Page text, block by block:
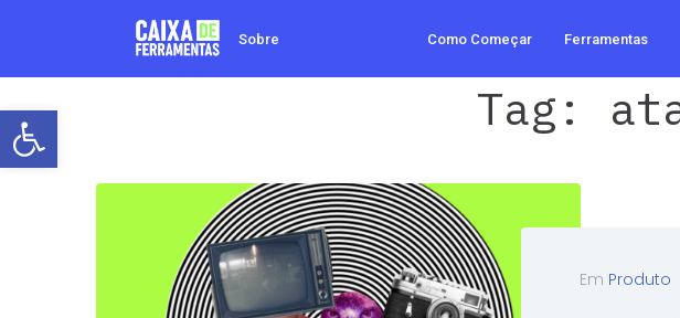
Barra de Ferramentas Aberta
Sobre Como Começar Ferramentas
Tag:
Em Produto